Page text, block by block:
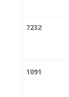
7232
1091